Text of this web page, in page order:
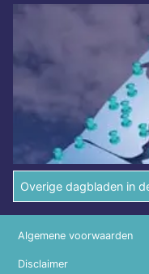
Overige dagbladen in
Algemene voorwaarden
Disclaimer